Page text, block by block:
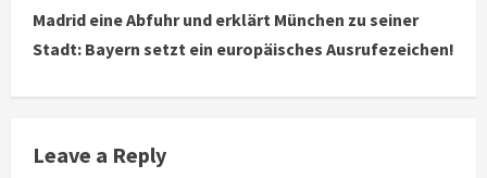
i
n
u
e
Madrid eine Abfuhr und erklärt München zu seiner
Stadt: Bayern setzt ein europäisches Ausrufezeichen!
Leave a Reply